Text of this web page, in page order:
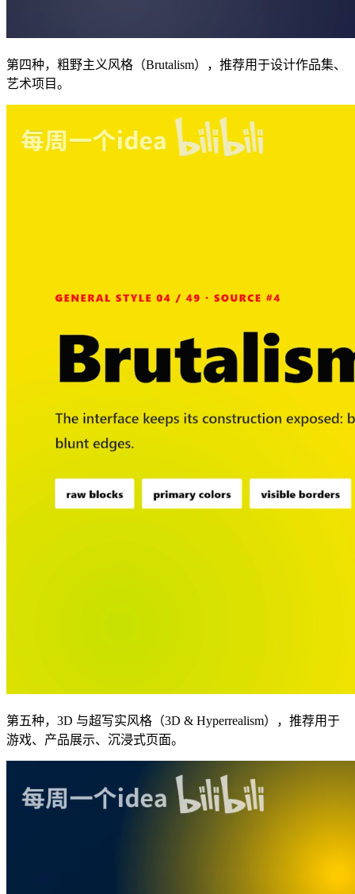
第四种，粗野主义风格（Brutalism），推荐用于设计作品集、
艺术项目。
第五种，3D 与超写实风格（3D & Hyperrealism），推荐用于
游戏、产品展示、沉浸式页面。